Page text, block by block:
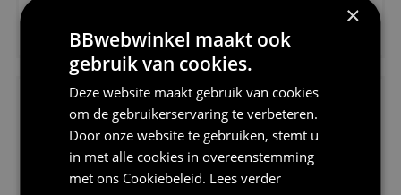
V-hals shirt rood wit blauw st...
€24,95
×
BBwebwinkel maakt ook
gebruik van cookies.
Deze website maakt gebruik van cookies
om de gebruikerservaring te verbeteren.
Door onze website te gebruiken, stemt u
in met alle cookies in overeenstemming
met ons Cookiebeleid. Lees verder